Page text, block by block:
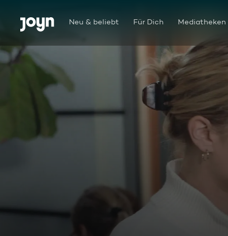
Zum Inhalt springen
Barrierefrei Neu & beliebt Für Dich Mediatheken